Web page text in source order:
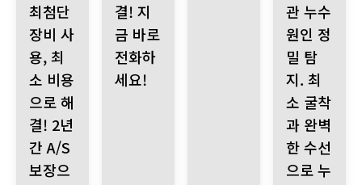
최첨단
장비 사
용, 최
소 비용
으로 해
결! 2년
간 A/S
보장으
결! 지
금 바로
전화하
세요!
관 누수
원인 정
밀 탐
지. 최
소 굴착
과 완벽
한 수선
으로 누